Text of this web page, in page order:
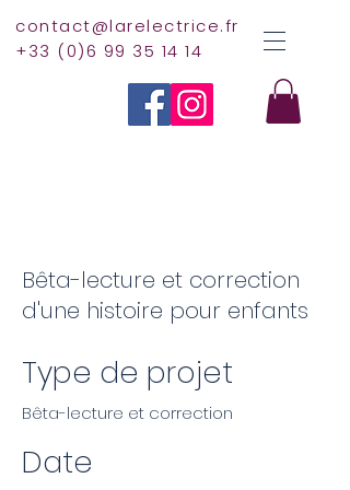
contact@larelectrice.fr
+33 (0)6 99 35 14 14
Bêta-lecture et correction
d'une histoire pour enfants
Type de projet
Bêta-lecture et correction
Date